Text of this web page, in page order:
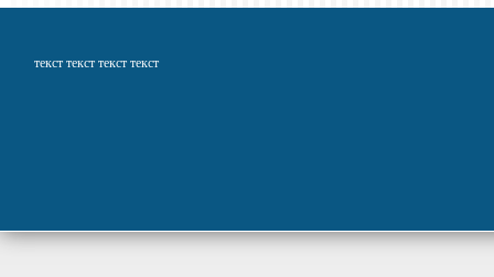
текст текст текст текст